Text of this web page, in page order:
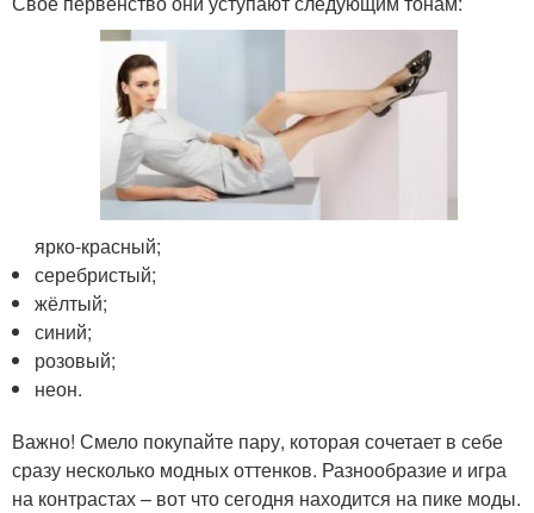
ярко-красный;
серебристый;
жёлтый;
синий;
розовый;
неон.
Важно! Смело покупайте пару, которая сочетает в себе
сразу несколько модных оттенков. Разнообразие и игра
на контрастах – вот что сегодня находится на пике моды.